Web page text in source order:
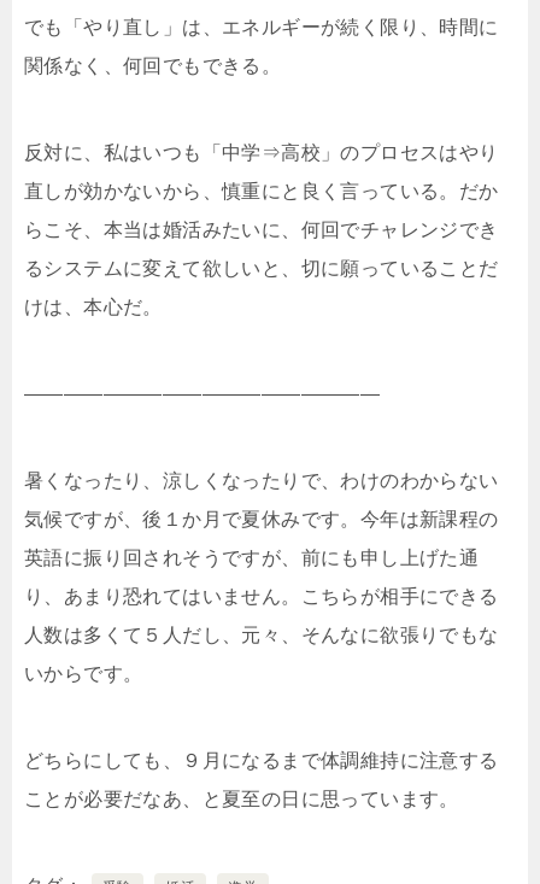
でも「やり直し」は、エネルギーが続く限り、時間に
関係なく、何回でもできる。
反対に、私はいつも「中学⇒高校」のプロセスはやり
直しが効かないから、慎重にと良く言っている。だか
らこそ、本当は婚活みたいに、何回でチャレンジでき
るシステムに変えて欲しいと、切に願っていることだ
けは、本心だ。
——————————————————
暑くなったり、涼しくなったりで、わけのわからない
気候ですが、後１か月で夏休みです。今年は新課程の
英語に振り回されそうですが、前にも申し上げた通
り、あまり恐れてはいません。こちらが相手にできる
人数は多くて５人だし、元々、そんなに欲張りでもな
いからです。
どちらにしても、９月になるまで体調維持に注意する
ことが必要だなあ、と夏至の日に思っています。